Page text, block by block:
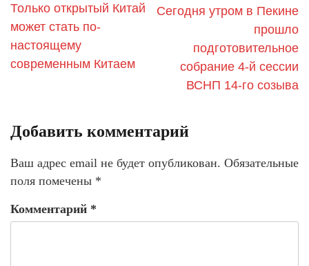
Только открытый Китай
может стать по-
настоящему
современным Китаем
Сегодня утром в Пекине
прошло
подготовительное
собрание 4-й сессии
ВСНП 14-го созыва
Добавить комментарий
Ваш адрес email не будет опубликован. Обязательные
поля помечены *
Комментарий *